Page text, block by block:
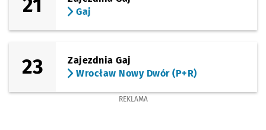
21
Gaj
23
Zajezdnia Gaj
Wrocław Nowy Dwór (P+R)
REKLAMA